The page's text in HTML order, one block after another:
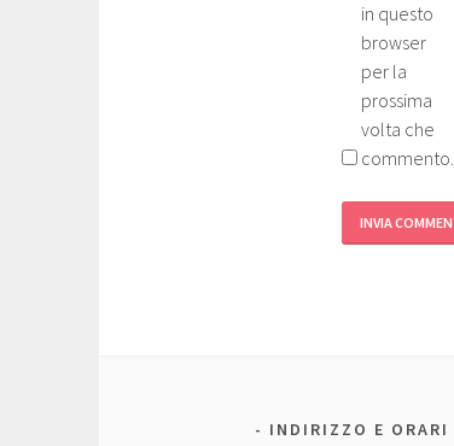
in questo
browser
per la
prossima
volta che
commento.
INDIRIZZO E ORARI